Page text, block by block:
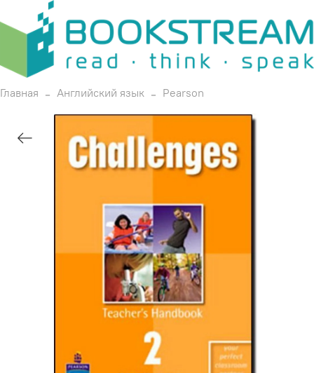
Главная Английский язык Pearson